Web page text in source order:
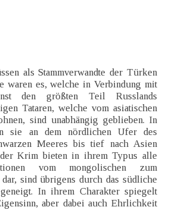
als Stammverwandte der Türken
waren es, welche in Verbindung mit
den größten Teil Russlands
Tataren, welche vom asiatischen
sind unabhängig geblieben. In
sie an dem nördlichen Ufer des
Meeres bis tief nach Asien
Krim bieten in ihrem Typus alle
vom mongolischen zum
dar, sind übrigens durch das südliche
In ihrem Charakter spiegelt
aber dabei auch Ehrlichkeit